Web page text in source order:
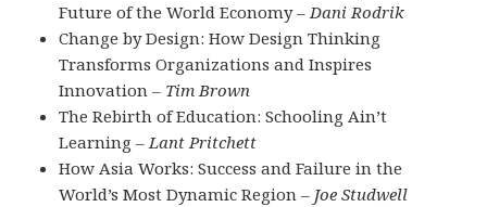
Future of the World Economy –Dani Rodrik
Change by Design: How Design Thinking
Transforms Organizations and Inspires
Innovation – Tim Brown
The Rebirth of Education: Schooling Ain’t
Learning –Lant Pritchett
How Asia Works: Success and Failure in the
World’s Most Dynamic Region – Joe Studwell